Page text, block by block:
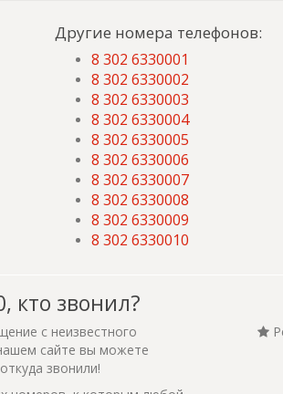
Другие номера телефонов:
8 302 6330001
8 302 6330002
8 302 6330003
8 302 6330004
8 302 6330005
8 302 6330006
8 302 6330007
8 302 6330008
8 302 6330009
8 302 6330010
кто звонил?
с неизвестного
сайте вы можете
звонили!